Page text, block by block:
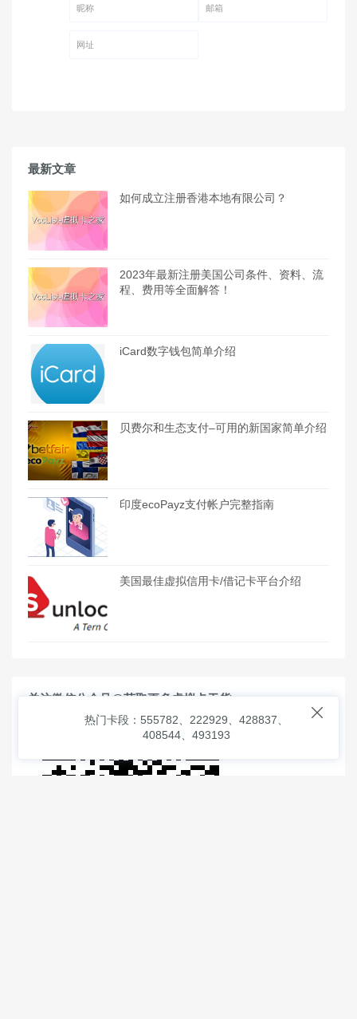
最新文章
如何成立注册香港本地有限公司？
2023年最新注册美国公司条件、资料、流
程、费用等全面解答！
iCard数字钱包简单介绍
贝费尔和生态支付–可用的新国家简单介绍
印度ecoPayz支付帐户完整指南
美国最佳虚拟信用卡/借记卡平台介绍
关注微信公众号@获取更多虚拟卡干货

热门卡段：555782、222929、428837、
408544、493193